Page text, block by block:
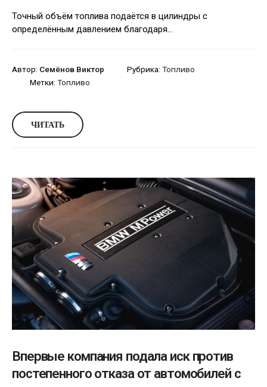
Точный объём топлива подаётся в цилиндры с
определённым давлением благодаря...
Автор: Семёнов Виктор Рубрика: Топливо
Метки: Топливо
ЧИТАТЬ
Впервые компания подала иск против
постепенного отказа от автомобилей с